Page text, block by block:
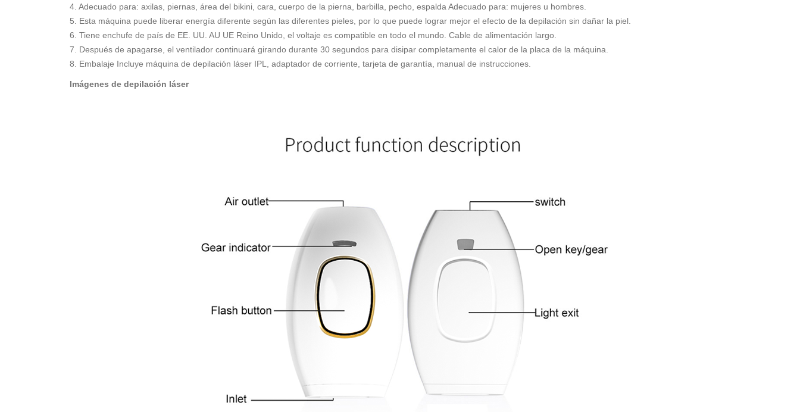
4. Adecuado para: axilas, piernas, área del bikini, cara, cuerpo de la pierna, barbilla, pecho, espalda Adecuado para: mujeres u hombres.
5. Esta máquina puede liberar energía diferente según las diferentes pieles, por lo que puede lograr mejor el efecto de la depilación sin dañar la piel.
6. Tiene enchufe de país de EE. UU. AU UE Reino Unido, el voltaje es compatible en todo el mundo. Cable de alimentación largo.
7. Después de apagarse, el ventilador continuará girando durante 30 segundos para disipar completamente el calor de la placa de la máquina.
8. Embalaje Incluye máquina de depilación láser IPL, adaptador de corriente, tarjeta de garantía, manual de instrucciones.
Imágenes de depilación láser